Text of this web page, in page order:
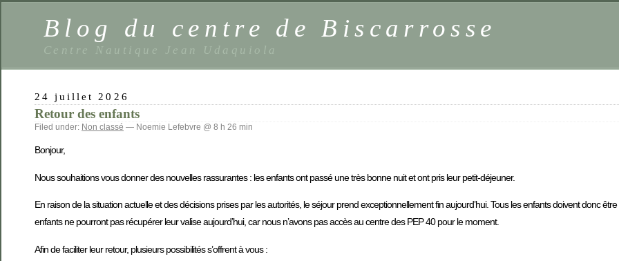
Blog du centre de Biscarrosse
Centre Nautique Jean Udaquiola
24 juillet 2026
Retour des enfants
Filed under: Non classé — Noemie Lefebvre @ 8 h 26 min
Bonjour,
Nous souhaitions vous donner des nouvelles rassurantes : les enfants ont passé une très bonne nuit et ont pris leur petit-déjeuner.
En raison de la situation actuelle et des décisions prises par les autorités, le séjour prend exceptionnellement fin aujourd’hui. Tous les enfants doivent donc
enfants ne pourront pas récupérer leur valise aujourd’hui, car nous n’avons pas accès au centre des PEP 40 pour le moment.
Afin de faciliter leur retour, plusieurs possibilités s’offrent à vous :